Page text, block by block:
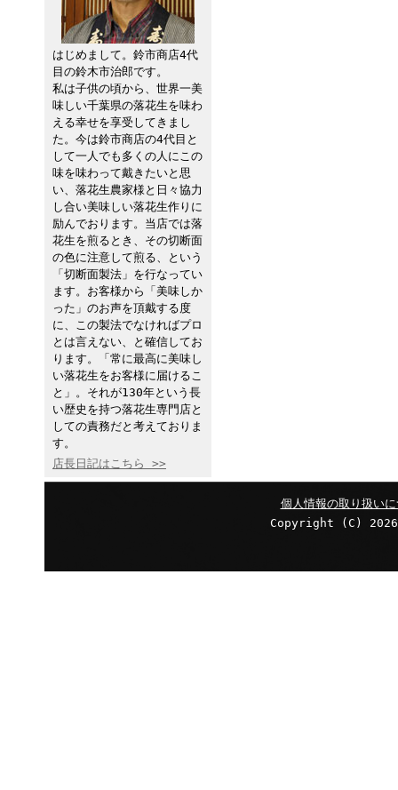
はじめまして。鈴市商店4代
目の鈴木市治郎です。
私は子供の頃から、世界一美
味しい千葉県の落花生を味わ
える幸せを享受してきまし
た。今は鈴市商店の4代目と
して一人でも多くの人にこの
味を味わって戴きたいと思
い、落花生農家様と日々協力
し合い美味しい落花生作りに
励んでおります。当店では落
花生を煎るとき、その切断面
の色に注意して煎る、という
「切断面製法」を行なってい
ます。お客様から「美味しか
った」のお声を頂戴する度
に、この製法でなければプロ
とは言えない、と確信してお
ります。「常に最高に美味し
い落花生をお客様に届けるこ
と」。それが130年という長
い歴史を持つ落花生専門店と
しての責務だと考えておりま
す。
店長日記はこちら >>
個人情報の取り扱い
Copyright (C)